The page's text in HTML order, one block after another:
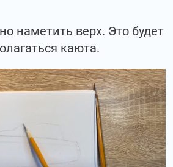
наметить верх. Это будет
каюта.